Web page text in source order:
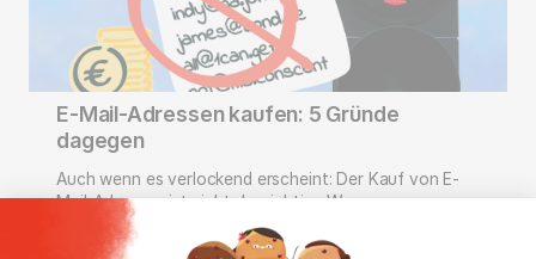
E-Mail-Adressen kaufen: 5 Gründe
dagegen
Auch wenn es verlockend erscheint: Der Kauf von E-
Mail-Adressen ist nicht der richtige Weg, um neue
Empfänger:innen zu gewinnen.